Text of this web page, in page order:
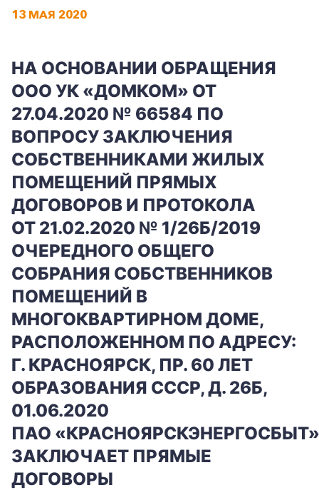
13 МАЯ 2020
НА ОСНОВАНИИ ОБРАЩЕНИЯ
ООО УК «ДОМКОМ» ОТ
27.04.2020 № 66584 ПО
ВОПРОСУ ЗАКЛЮЧЕНИЯ
СОБСТВЕННИКАМИ ЖИЛЫХ
ПОМЕЩЕНИЙ ПРЯМЫХ
ДОГОВОРОВ И ПРОТОКОЛА
ОТ 21.02.2020 № 1/26Б/2019
ОЧЕРЕДНОГО ОБЩЕГО
СОБРАНИЯ СОБСТВЕННИКОВ
ПОМЕЩЕНИЙ В
МНОГОКВАРТИРНОМ ДОМЕ,
РАСПОЛОЖЕННОМ ПО АДРЕСУ:
Г. КРАСНОЯРСК, ПР. 60 ЛЕТ
ОБРАЗОВАНИЯ СССР, Д. 26Б,
01.06.2020
ПАО «КРАСНОЯРСКЭНЕРГОСБЫТ»
ЗАКЛЮЧАЕТ ПРЯМЫЕ
ДОГОВОРЫ